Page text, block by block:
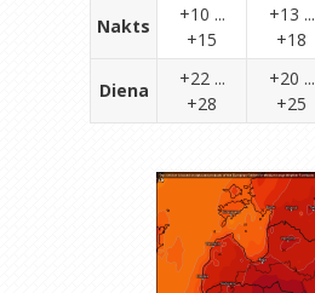
Nakts
+10 ...
+15
+13 ...
+18
Diena
+22 ...
+28
+20 ...
+25